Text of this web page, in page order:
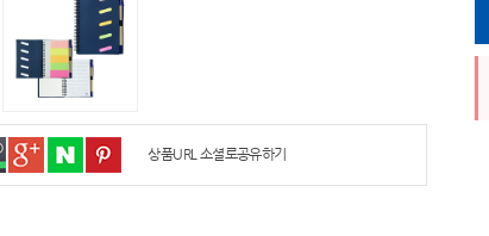
상품URL 소셜로공유하기